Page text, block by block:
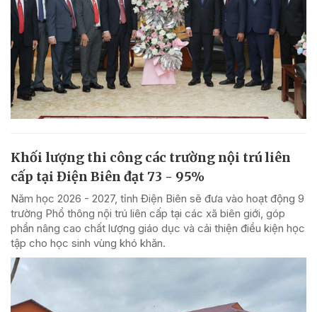
Khối lượng thi công các trường nội trú liên
cấp tại Điện Biên đạt 73 - 95%
Năm học 2026 - 2027, tỉnh Điện Biên sẽ đưa vào hoạt động 9
trường Phổ thông nội trú liên cấp tại các xã biên giới, góp
phần nâng cao chất lượng giáo dục và cải thiện điều kiện học
tập cho học sinh vùng khó khăn.